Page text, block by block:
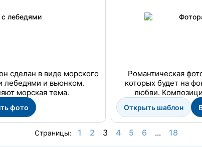
сделан в виде морского
лебедями и вьюнком.
морская тема.
фото
Романтическая
которых будет на
любви.
Открыть шаблон
Страницы: 1 2 3 4 5 6 ... 18